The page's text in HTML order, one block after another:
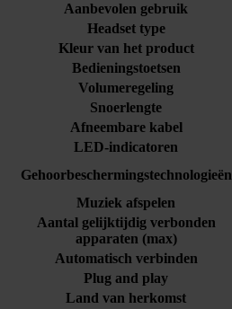
Aanbevolen gebruik
Headset type
Kleur van het product
Bedieningstoetsen
Volumeregeling
Snoerlengte
Afneembare kabel
LED-indicatoren
Gehoorbeschermingstechnologieën
Muziek afspelen
Aantal gelijktijdig verbonden
apparaten (max)
Automatisch verbinden
Plug and play
Land van herkomst